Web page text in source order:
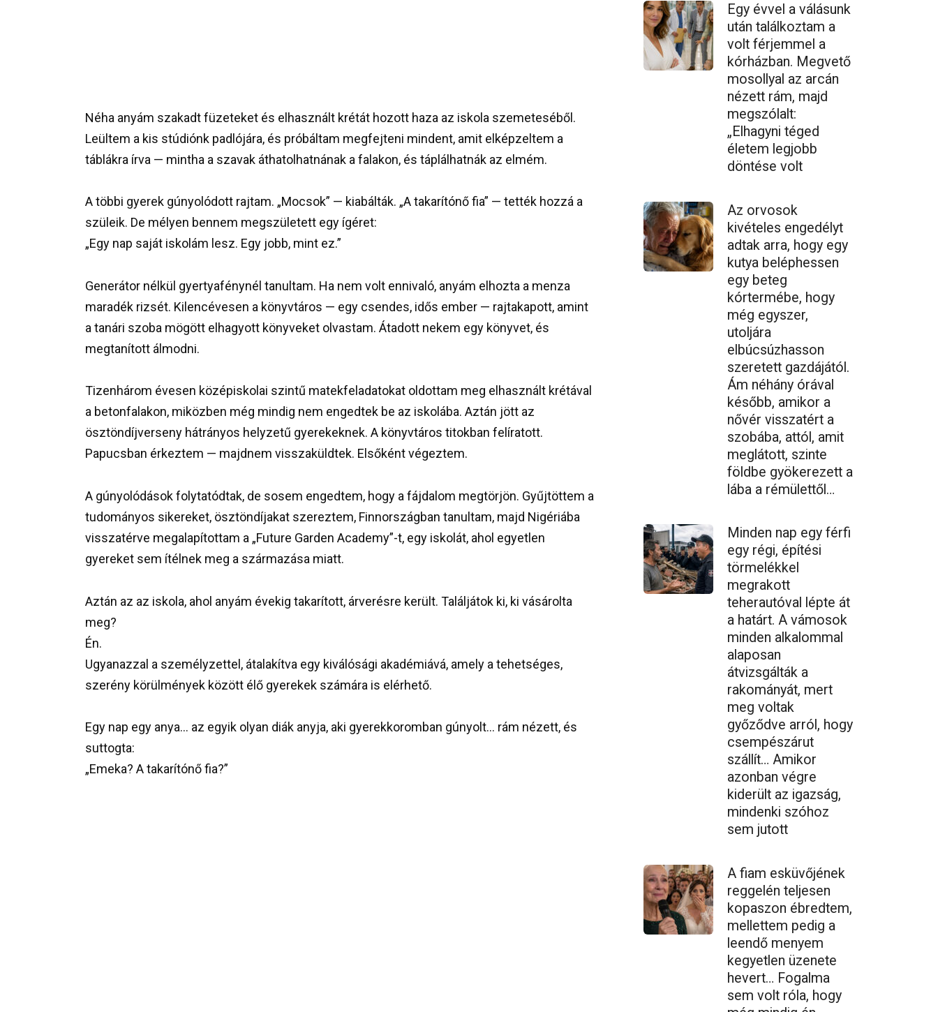
Néha anyám szakadt füzeteket és elhasznált krétát hozott haza az iskola szemeteséből.
Leültem a kis stúdiónk padlójára, és próbáltam megfejteni mindent, amit elképzeltem a
táblákra írva — mintha a szavak áthatolhatnának a falakon, és táplálhatnák az elmém.
A többi gyerek gúnyolódott rajtam. „Mocsok” — kiabálták. „A takarítónő fia” — tették hozzá a
szüleik. De mélyen bennem megszületett egy ígéret:
„Egy nap saját iskolám lesz. Egy jobb, mint ez.”
Generátor nélkül gyertyafénynél tanultam. Ha nem volt ennivaló, anyám elhozta a menza
maradék rizsét. Kilencévesen a könyvtáros — egy csendes, idős ember — rajtakapott, amint
a tanári szoba mögött elhagyott könyveket olvastam. Átadott nekem egy könyvet, és
megtanított álmodni.
Tizenhárom évesen középiskolai szintű matekfeladatokat oldottam meg elhasznált krétával
a betonfalakon, miközben még mindig nem engedtek be az iskolába. Aztán jött az
ösztöndíjverseny hátrányos helyzetű gyerekeknek. A könyvtáros titokban felíratott.
Papucsban érkeztem — majdnem visszaküldtek. Elsőként végeztem.
A gúnyolódások folytatódtak, de sosem engedtem, hogy a fájdalom megtörjön. Gyűjtöttem a
tudományos sikereket, ösztöndíjakat szereztem, Finnországban tanultam, majd Nigériába
visszatérve megalapítottam a „Future Garden Academy”-t, egy iskolát, ahol egyetlen
gyereket sem ítélnek meg a származása miatt.
Aztán az az iskola, ahol anyám évekig takarított, árverésre került. Találjátok ki, ki vásárolta
meg?
Én.
Ugyanazzal a személyzettel, átalakítva egy kiválósági akadémiává, amely a tehetséges,
szerény körülmények között élő gyerekek számára is elérhető.
Egy nap egy anya… az egyik olyan diák anyja, aki gyerekkoromban gúnyolt… rám nézett, és
suttogta:
„Emeka? A takarítónő fia?”
Egy évvel a válásunk
után találkoztam a
volt férjemmel a
kórházban. Megvető
mosollyal az arcán
nézett rám, majd
megszólalt:
„Elhagyni téged
életem legjobb
döntése volt
Az orvosok
kivételes engedélyt
adtak arra, hogy egy
kutya beléphessen
egy beteg
kórtermébe, hogy
még egyszer,
utoljára
elbúcsúzhasson
szeretett gazdájától.
Ám néhány órával
később, amikor a
nővér visszatért a
szobába, attól, amit
meglátott, szinte
földbe gyökerezett a
lába a rémülettől…
Minden nap egy férfi
egy régi, építési
törmelékkel
megrakott
teherautóval lépte át
a határt. A vámosok
minden alkalommal
alaposan
átvizsgálták a
rakományát, mert
meg voltak
győződve arról, hogy
csempészárut
szállít… Amikor
azonban végre
kiderült az igazság,
mindenki szóhoz
sem jutott
A fiam esküvőjének
reggelén teljesen
kopaszon ébredtem,
mellettem pedig a
leendő menyem
kegyetlen üzenete
hevert… Fogalma
sem volt róla, hogy